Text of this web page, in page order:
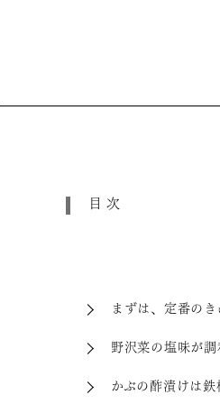
目次
まずは、定番の
野沢菜の塩味が調
かぶの酢漬けは鉄